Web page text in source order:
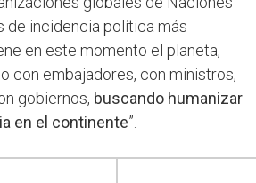
de incidencia política más
en este momento el planeta,
con embajadores, con ministros,
gobiernos, buscando humanizar
en el continente”.